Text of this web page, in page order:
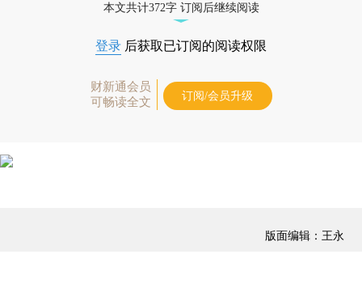
本文共计372字 订阅后继续阅读
登录 后获取已订阅的阅读权限
财新通会员
可畅读全文
订阅/会员升级
版面编辑：王永